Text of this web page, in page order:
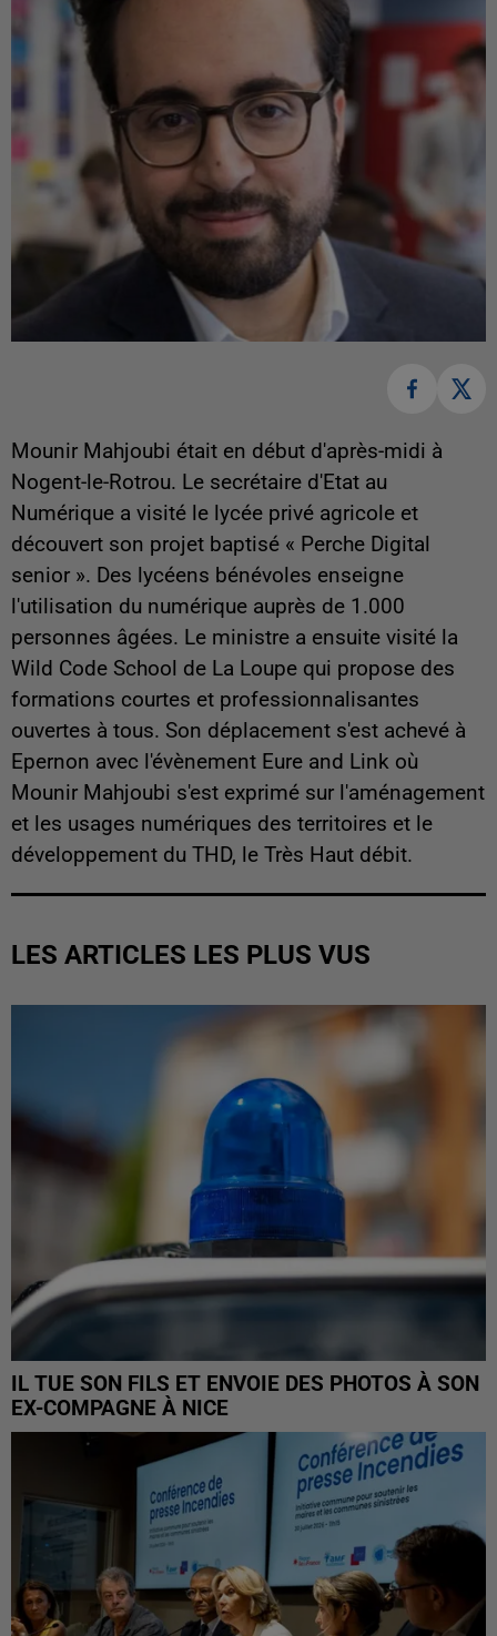
Mounir Mahjoubi était en début d'après-midi à
Nogent-le-Rotrou. Le secrétaire d'Etat au
Numérique a visité le lycée privé agricole et
découvert son projet baptisé « Perche Digital
senior ». Des lycéens bénévoles enseigne
l'utilisation du numérique auprès de 1.000
personnes âgées. Le ministre a ensuite visité la
Wild Code School de La Loupe qui propose des
formations courtes et professionnalisantes
ouvertes à tous. Son déplacement s'est achevé à
Epernon avec l'évènement Eure and Link où
Mounir Mahjoubi s'est exprimé sur l'aménagement
et les usages numériques des territoires et le
développement du THD, le Très Haut débit.
LES ARTICLES LES PLUS VUS
IL TUE SON FILS ET ENVOIE DES PHOTOS À SON
EX-COMPAGNE À NICE